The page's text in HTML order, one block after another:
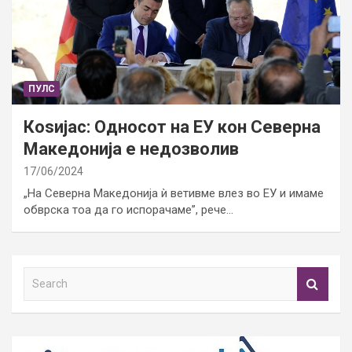
ПУЛС
Коѕијас: Односот на ЕУ кон Северна
Македонија е недозволив
17/06/2024
„На Северна Македонија ѝ ветивме влез во ЕУ и имаме
обврска тоа да го испорачаме”, рече…